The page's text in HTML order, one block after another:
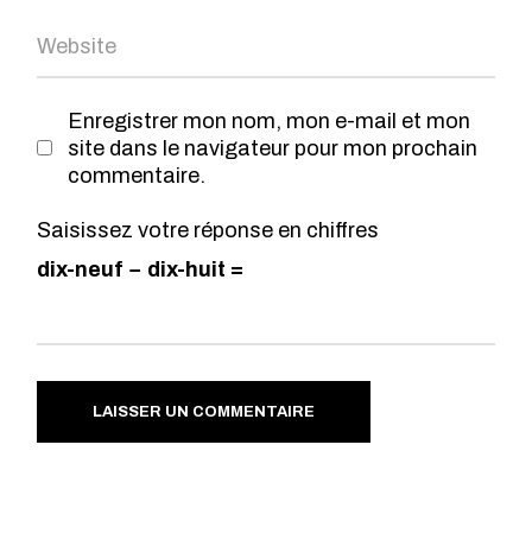
Enregistrer mon nom, mon e-mail et mon
site dans le navigateur pour mon prochain
commentaire.
Saisissez votre réponse en chiffres
dix-neuf − dix-huit =
LAISSER UN COMMENTAIRE